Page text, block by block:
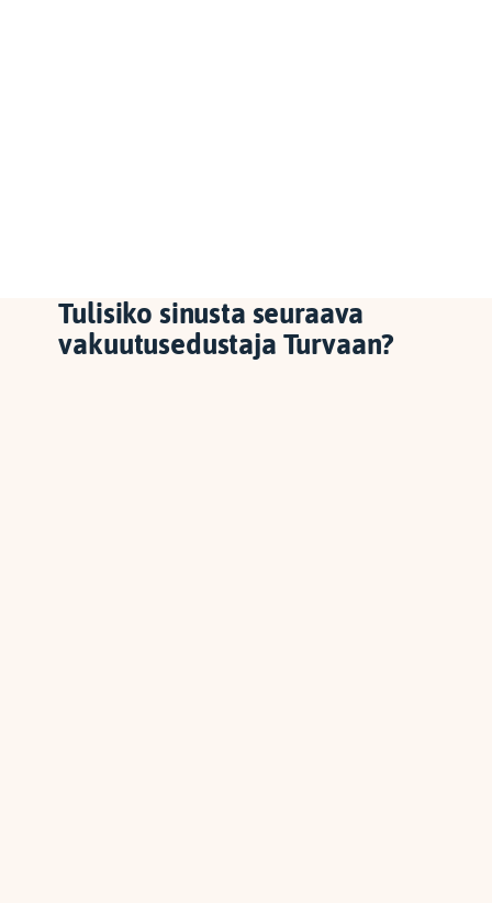
Tulisiko sinusta seuraava
vakuutusedustaja Turvaan?